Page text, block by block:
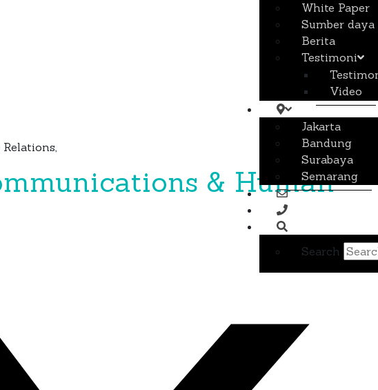
White Paper
Sumber daya
Berita
Testimoni
Video
Jakarta
Bandung
Surabaya
Semarang
Search
& Human